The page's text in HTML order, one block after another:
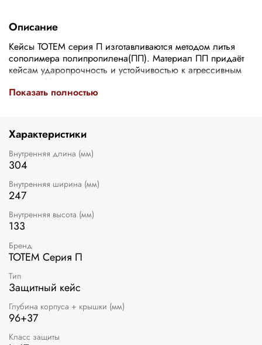
Описание
Кейсы ТОТЕМ серия П изготавливаются методом литья
сополимера полипропилена(ПП). Материал ПП придаёт
кейсам ударопрочность и устойчивостью к агрессивным
средам. Наличие резинового уплотнителя в корпусе
обеспечивает защиту от проникновения пыли и воды, это
избежать “вакуумной блокировки” при эксплуатации.
Система фиксации крышки обеспечивает плотное
прилегание и не допускает случайного раскрытия кейса, а
прорезиненная ручка способствует удобному хвату руки
отверстия для навесных замков, для предотвращения
несанкционированного доступа. Кейс сохраняет
защитные свойства в диапазоне температур от -40°С до
+90°С.
Показать полностью
Характеристики
Внутренняя длина (мм)
304
Внутренняя ширина (мм)
247
Внутренняя высота (мм)
133
Бренд
ТОТЕМ Серия П
Тип
Защитный кейс
Глубина корпуса + крышки (мм)
96+37
Класс защиты